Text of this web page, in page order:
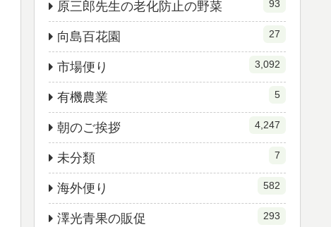
原三郎先生の老化防止の野菜 93
向島百花園 27
市場便り 3,092
有機農業 5
朝のご挨拶 4,247
未分類 7
海外便り 582
澤光青果の販促 293